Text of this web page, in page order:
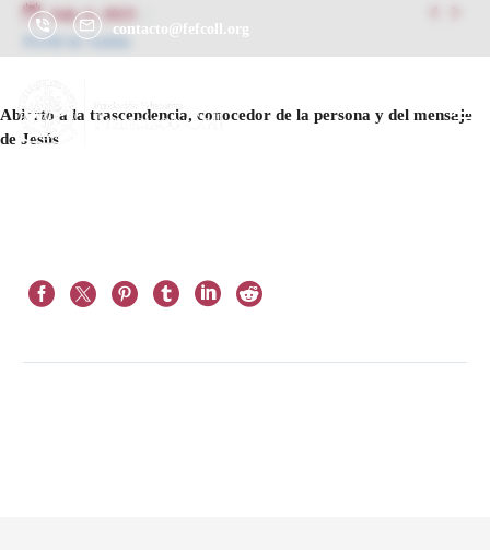
contacto@fefcoll.org
July 4, 2025
Perfil de Salida
Abierto a la trascendencia, conocedor de la persona y del mensaje
de Jesús